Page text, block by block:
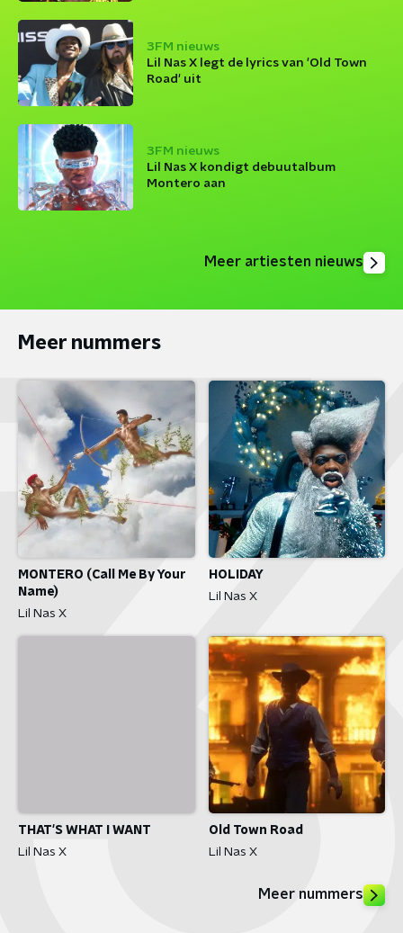
3FM nieuws
Lil Nas X legt de lyrics van 'Old Town
Road' uit
3FM nieuws
Lil Nas X kondigt debuutalbum
Montero aan
Meer artiesten nieuws
Meer nummers
MONTERO (Call Me By Your
Name)
Lil Nas X
HOLIDAY
Lil Nas X
THAT'S WHAT I WANT
Lil Nas X
Old Town Road
Lil Nas X
Meer nummers